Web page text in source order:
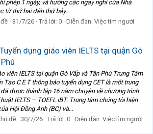
phép 1 ngày, và hưởng các ngày nghỉ của Nhà
từ thứ hai đến thứ bảy...
31/7/26 Trả lời: 0 Diễn đàn: Việc tìm người
Tuyển dụng giáo viên IELTS tại quận Gò
viên IELTS tại quận Gò Vấp và Tân Phú Trung Tâm
Tạo C.E.T thông báo tuyển dụng CET là một trung
được thành lập 16 năm chuyên về chương trình
IELTS – TOEFL iBT. Trung tâm chúng tôi hiện
Hội Đồng Anh (BC) và...
đề 30/7/26 Trả lời: 0 Diễn đàn: Việc tìm người